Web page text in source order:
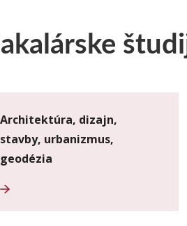
Architektúra, dizajn,
stavby, urbanizmus,
geodézia